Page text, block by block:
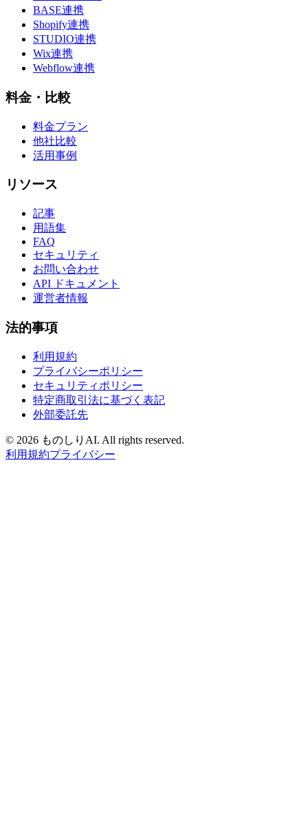
BASE連携
Shopify連携
STUDIO連携
Wix連携
Webflow連携
料金・比較
料金プラン
他社比較
活用事例
リソース
記事
用語集
FAQ
セキュリティ
お問い合わせ
API ドキュメント
運営者情報
法的事項
利用規約
プライバシーポリシー
セキュリティポリシー
特定商取引法に基づく表記
外部委託先
© 2026 ものしりAI. All rights reserved.
利用規約プライバシー